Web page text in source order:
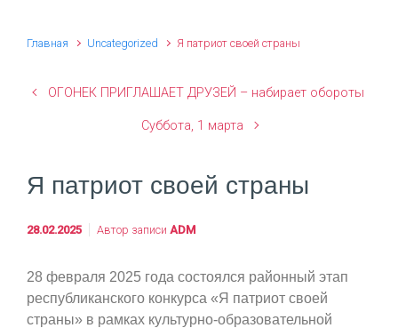
Главная Uncategorized Я патриот своей страны
ОГОНЕК ПРИГЛАШАЕТ ДРУЗЕЙ – набирает обороты
Суббота, 1 марта
Я патриот своей страны
28.02.2025 Автор записи ADM
28 февраля 2025 года состоялся районный этап
республиканского конкурса «Я патриот своей
страны» в рамках культурно-образовательной